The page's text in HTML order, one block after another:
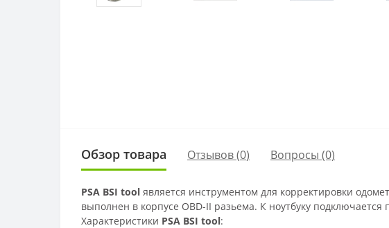
Обзор товара Отзывов (0) Вопросы (0)
PSA BSI tool является инструментом для корректировки
выполнен в корпусе OBD-II разьема. К ноутбуку подключается
Характеристики PSA BSI tool: